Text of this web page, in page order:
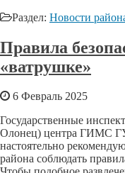
Раздел: Новости
Правила
«ватрушке»
6 Февраль 2025
Государственные
Олонец) центра ГИМС
настоятельно
района соблюдать